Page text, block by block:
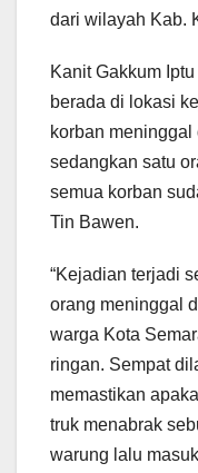
dari wilayah Kab.
Kanit Gakkum
berada di lokasi
korban
sedangkan satu
semua korban
Tin Bawen.
“Kejadian terjadi
orang meninggal
warga Kota
ringan. Sempat
memastikan
truk menabrak
warung lalu